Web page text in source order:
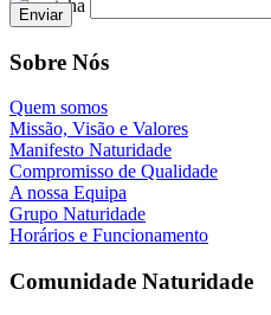
Sobre Nós
Quem somos
Missão, Visão e Valores
Manifesto Naturidade
Compromisso de Qualidade
A nossa Equipa
Grupo Naturidade
Horários e Funcionamento
Comunidade Naturidade